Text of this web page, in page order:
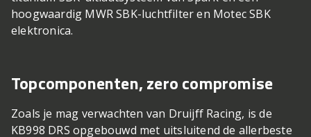
hoogwaardig MWR SBK-luchtfilter en Motec SBK
elektronica.
Topcomponenten, zero compromise
Zoals je mag verwachten van Druijff Racing, is de
KB998 DRS opgebouwd met uitsluitend de allerbeste